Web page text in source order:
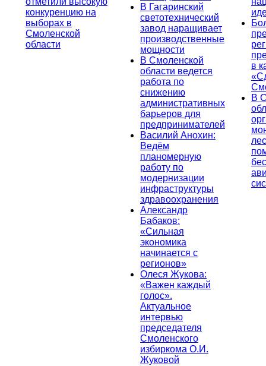
конкуренцию на
выборах в
Смоленской
области
В Гагаринский
светотехнический
завод наращивает
производственные
мощности
В Смоленской
области ведется
работа по
снижению
административных
барьеров для
предпринимателей
Василий Анохин:
Ведём
планомерную
работу по
модернизации
инфраструктуры
здравоохранения
Александр
Бабаков:
«Сильная
экономика
начинается с
регионов»
Олеся Жукова:
«Важен каждый
голос».
Актуальное
интервью
председателя
Смоленского
избиркома О.И.
Жуковой
в
В